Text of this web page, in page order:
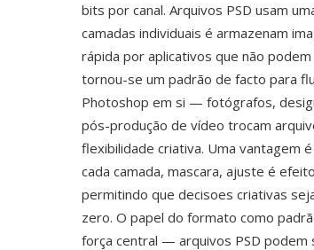
bits por canal. Arquivos PSD usam
camadas individuais é armazenam
rápida por aplicativos que não
tornou-se um padrão de facto para
Photoshop em si — fotógrafos,
pós-produção de vídeo trocam
flexibilidade criativa. Uma vantagem
cada camada, mascara, ajuste é
permitindo que decisoes criativas
zero. O papel do formato como
força central — arquivos PSD podem